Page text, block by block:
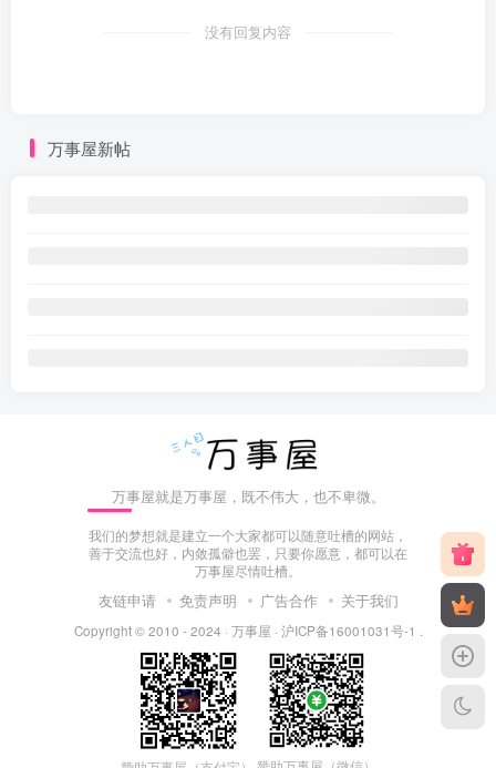
没有回复内容
万事屋新帖
万事屋就是万事屋，既不伟大，也不卑微。
我们的梦想就是建立一个大家都可以随意吐槽的网站，
善于交流也好，内敛孤僻也罢，只要你愿意，都可以在
万事屋尽情吐槽。
友链申请 免责声明 广告合作 关于我们
Copyright © 2010 - 2024 · 万事屋 · 沪ICP备16001031号-1